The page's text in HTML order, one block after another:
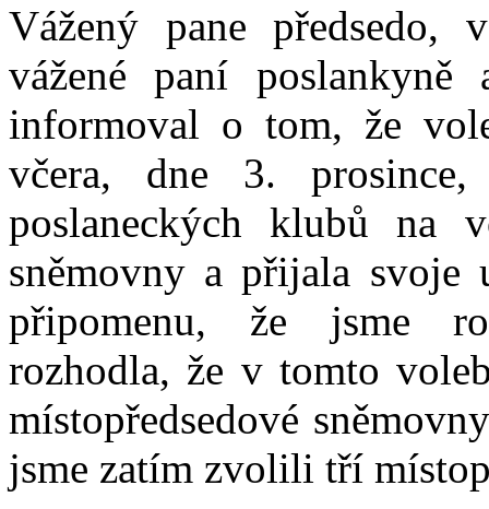
Vážený pane předsedo,
vážené paní
informoval o tom, že
včera, dne 3. prosince,
poslaneckých klubů na
sněmovny a přijala svoje
připomenu, že jsme
rozhodla, že v tomto
místopředsedové
jsme zatím zvolili tří